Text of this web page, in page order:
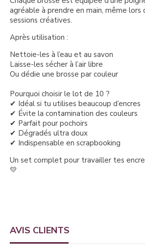
agréable à prendre en main, même lors
sessions créatives.
Après utilisation :
Nettoie-les à l’eau et au savon
Laisse-les sécher à l’air libre
Ou dédie une brosse par couleur
Pourquoi choisir le lot de 10 ?
✔ Idéal si tu utilises beaucoup d’encres
✔ Évite la contamination des couleurs
✔ Parfait pour pochoirs
✔ Dégradés ultra doux
✔ Indispensable en scrapbooking
Un set complet pour travailler tes
💛
AVIS CLIENTS